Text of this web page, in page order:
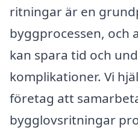
ritningar är en
byggprocessen, och
kan spara tid och
komplikationer. Vi
företag att
bygglovsritningar